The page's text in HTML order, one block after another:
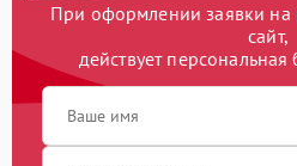
При оформлении заявки на
сайт,
действует